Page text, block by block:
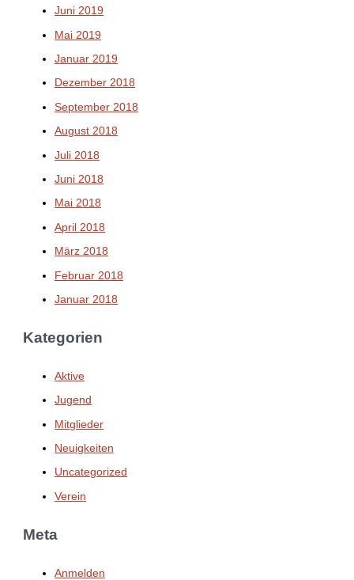
Juni 2019
Mai 2019
Januar 2019
Dezember 2018
September 2018
August 2018
Juli 2018
Juni 2018
Mai 2018
April 2018
März 2018
Februar 2018
Januar 2018
Kategorien
Aktive
Jugend
Mitglieder
Neuigkeiten
Uncategorized
Verein
Meta
Anmelden